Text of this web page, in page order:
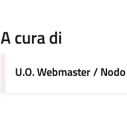
A cura di
U.O. Webmaster /